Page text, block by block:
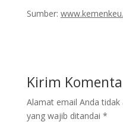
Sumber:
Kirim
Alamat email Anda tidak
yang wajib ditandai *